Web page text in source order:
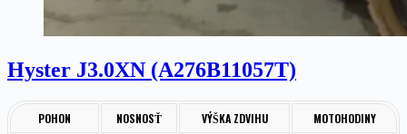
Hyster J3.0XN (A276B11057T)
POHON NOSNOSŤ VÝŠKA ZDVIHU MOTOHODINY